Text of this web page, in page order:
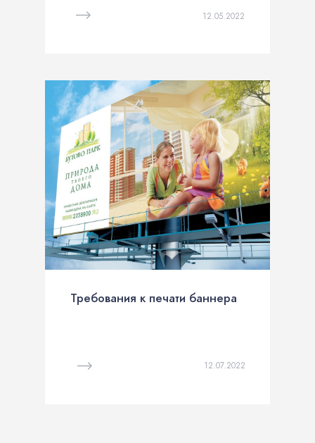
Требования к печати баннера
12.07.2022
12.05.2022